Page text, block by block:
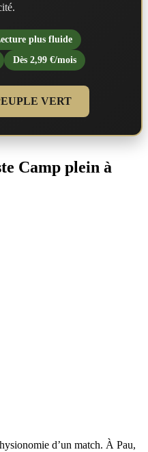
plus fluide
Dès 2,99 €/mois
VERT
Camp plein à
d’un match. À Pau,